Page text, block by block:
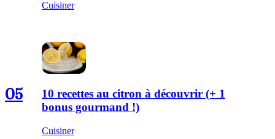
Cuisiner
05
10 recettes au citron à découvrir (+ 1
bonus gourmand !)
Cuisiner